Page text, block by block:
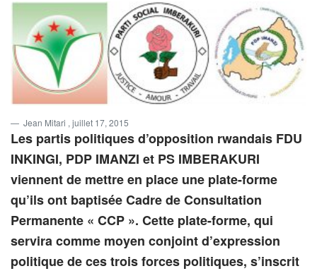
Jean Mitari , juillet 17, 2015
Les partis politiques d’opposition rwandais FDU
INKINGI, PDP IMANZI et PS IMBERAKURI
viennent de mettre en place une plate-forme
qu’ils ont baptisée Cadre de Consultation
Permanente « CCP ». Cette plate-forme, qui
servira comme moyen conjoint d’expression
politique de ces trois forces politiques, s’inscrit